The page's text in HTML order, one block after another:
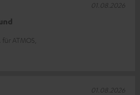
ATMOS,
01.08.2026
01.08.2026